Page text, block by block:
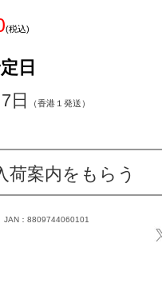
(税込)
日
日
（香港１発送）
荷案内をもらう
JAN：8809744060101